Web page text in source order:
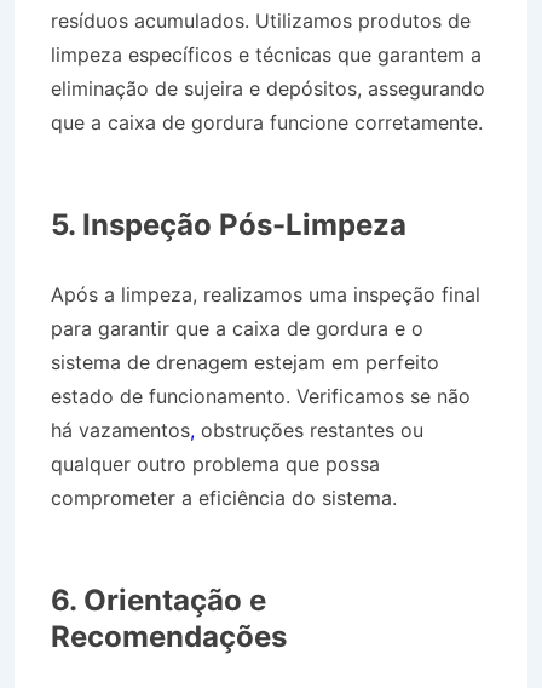
resíduos acumulados. Utilizamos produtos de
limpeza específicos e técnicas que garantem a
eliminação de sujeira e depósitos, assegurando
que a caixa de gordura funcione corretamente.
5. Inspeção Pós-Limpeza
Após a limpeza, realizamos uma inspeção final
para garantir que a caixa de gordura e o
sistema de drenagem estejam em perfeito
estado de funcionamento. Verificamos se não
há vazamentos, obstruções restantes ou
qualquer outro problema que possa
comprometer a eficiência do sistema.
6. Orientação e
Recomendações